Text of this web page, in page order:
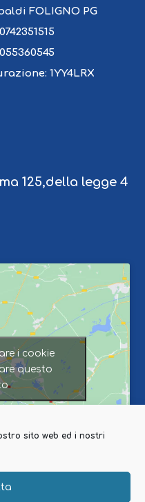
sito web ed i nostri
FOLIGNO PG
1YY4LRX
125,della legge 4
i cookie
questo